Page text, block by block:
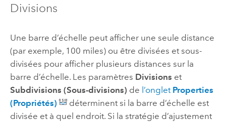
Divisions
Une barre d’échelle peut afficher une seule distance
(par exemple, 100 miles) ou être divisées et sous-
divisées pour afficher plusieurs distances sur la
barre d’échelle. Les paramètres Divisions et
Subdivisions (Sous-divisions) de l’onglet Properties
(Propriétés)
déterminent si la barre d’échelle est
divisée et à quel endroit. Si la stratégie d’ajustement